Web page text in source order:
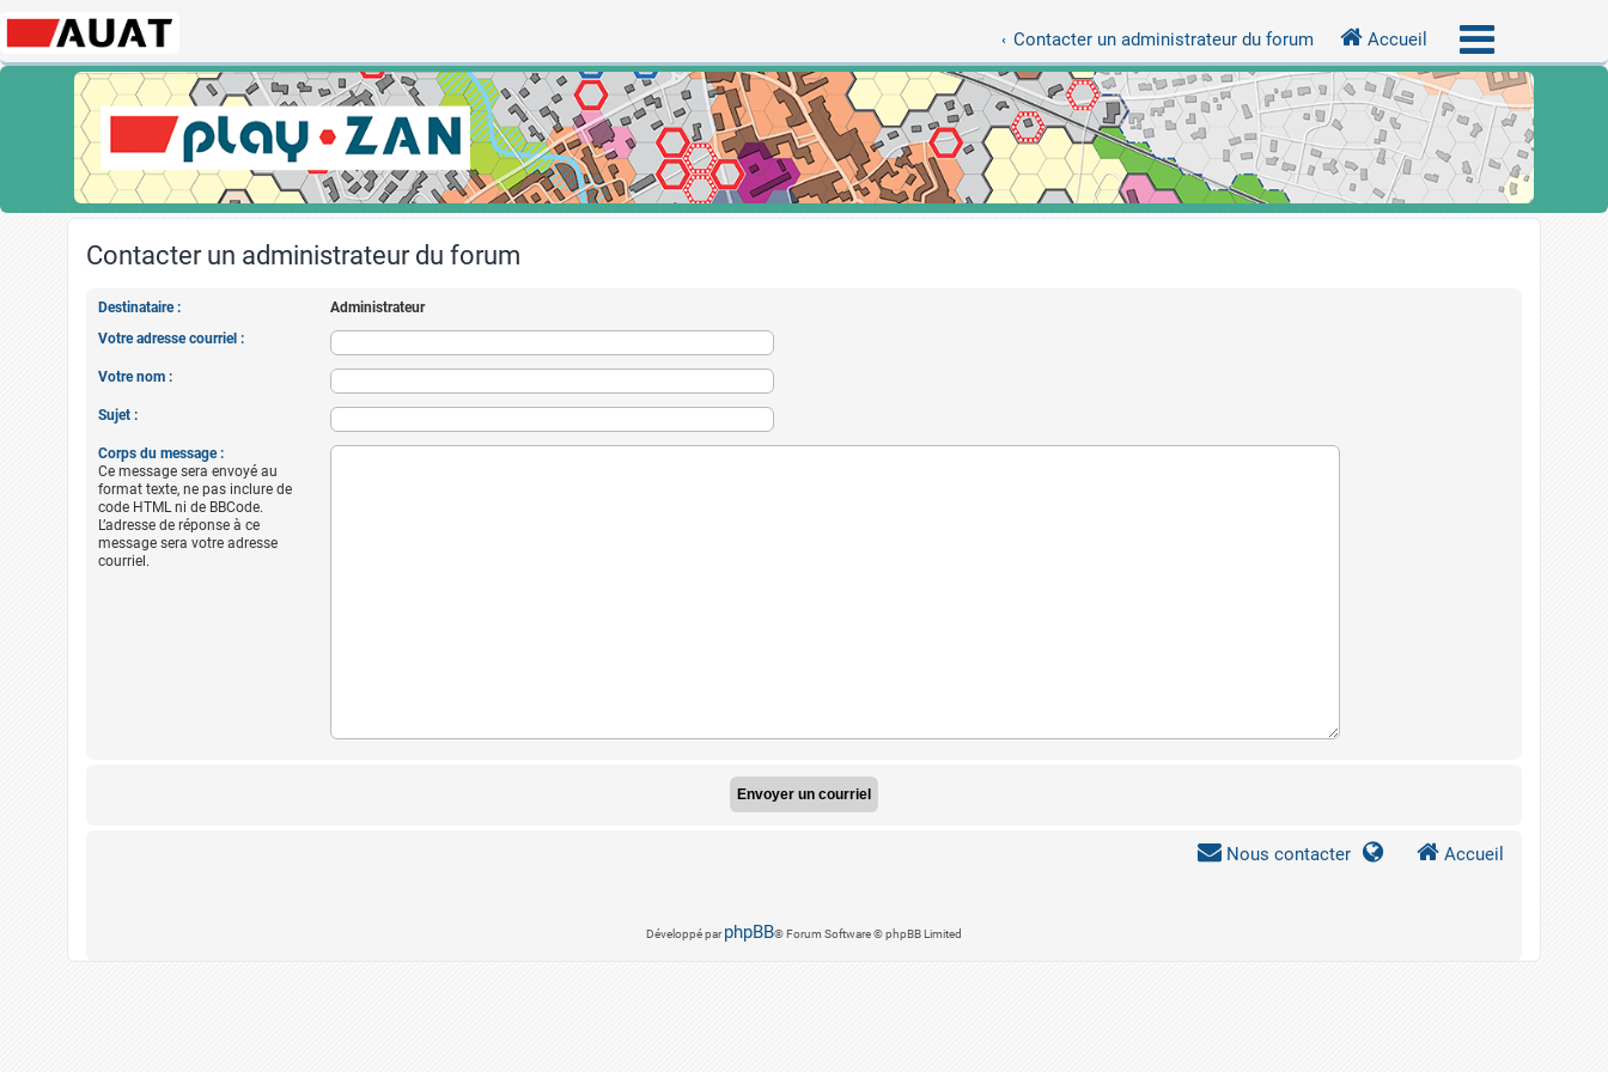
Accueil
Contacter un administrateur du forum
Contacter un administrateur du forum
Destinataire :
Administrateur
Votre adresse courriel :
Votre nom :
Sujet :
Corps du message :
Ce message sera envoyé au
format texte, ne pas inclure de
code HTML ni de BBCode.
L’adresse de réponse à ce
message sera votre adresse
courriel.
Accueil
Nous contacter
Développé parphpBB® Forum Software © phpBB Limited